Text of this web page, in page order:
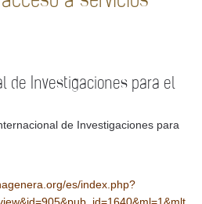
de Investigaciones para el
de Investigaciones para
es/index.php?